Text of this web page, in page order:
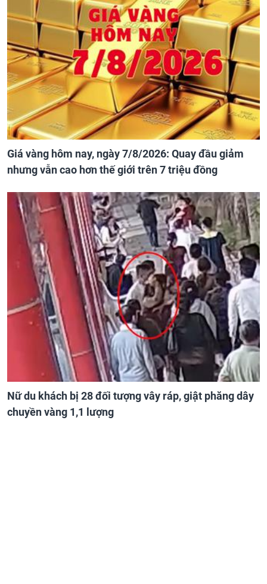
Giá vàng hôm nay, ngày 7/8/2026: Quay đầu giảm
nhưng vẫn cao hơn thế giới trên 7 triệu đồng
Nữ du khách bị 28 đối tượng vây ráp, giật phăng dây
chuyền vàng 1,1 lượng